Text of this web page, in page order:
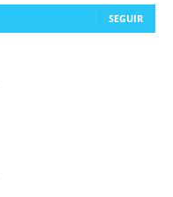
SEGUIR